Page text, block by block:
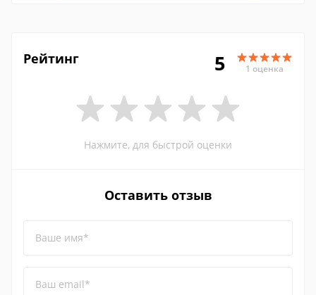
Рейтинг 5 1 оценка
Нажмите, для быстрой оценки
Оставить отзыв
Ваше имя*
Ваш email*